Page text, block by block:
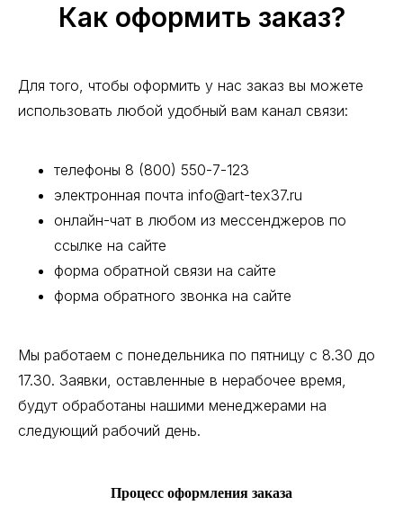
Как оформить заказ?
Для того, чтобы оформить у нас заказ вы можете
использовать любой удобный вам канал связи:
телефоны 8 (800) 550-7-123
электронная почта info@art-tex37.ru
онлайн-чат в любом из мессенджеров по
ссылке на сайте
форма обратной связи на сайте
форма обратного звонка на сайте
Мы работаем с понедельника по пятницу с 8.30 до
17.30. Заявки, оставленные в нерабочее время,
будут обработаны нашими менеджерами на
следующий рабочий день.
Процесс оформления заказа